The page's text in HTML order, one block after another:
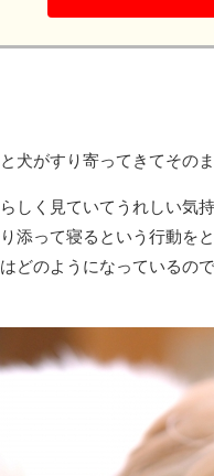
犬がすり寄ってきてその
しく見ていてうれしい気
添って寝るという行動を
どのようになっているので